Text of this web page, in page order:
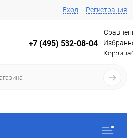
Вход Регистрация
+7 (495) 532-08-04
Корзина